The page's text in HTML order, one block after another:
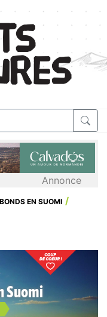
Annonce
EN SUOMI
Suomi